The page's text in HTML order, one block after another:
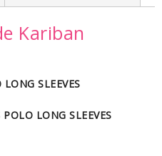
Kariban
SLEEVES
LONG SLEEVES